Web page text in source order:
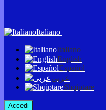
Italiano
Italiano
English
Español
عربى
Shqiptare
Accedi